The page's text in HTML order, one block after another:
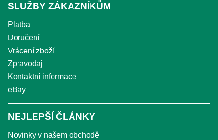
SLUŽBY ZÁKAZNÍKŮM
Platba
Doručení
Vrácení zboží
Zpravodaj
Kontaktní informace
eBay
NEJLEPŠÍ ČLÁNKY
Novinky v našem obchodě